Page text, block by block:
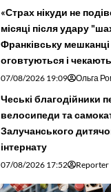
«Страх нікуди не
місяці після удару
Франківську мешканці
оговтуються і
07/08/2026 19:09 Ольга
Чеські благодійники
велосипеди та
Залучанського
інтернату
07/08/2026 17:52 Reporter